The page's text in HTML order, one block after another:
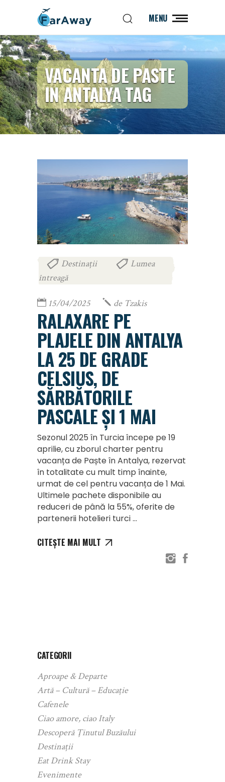
MENU
VACANTA DE PASTE
IN ANTALYA TAG
Destinații
Lumea
întreagă
15/04/2025 de Tzakis
RALAXARE PE
PLAJELE DIN ANTALYA
LA 25 DE GRADE
CELSIUS, DE
SĂRBĂTORILE
PASCALE ȘI 1 MAI
Sezonul 2025 în Turcia începe pe 19
aprilie, cu zborul charter pentru
vacanța de Paște în Antalya, rezervat
în totalitate cu mult timp înainte,
urmat de cel pentru vacanța de 1 Mai.
Ultimele pachete disponibile au
reduceri de până la 55%, oferite de
partenerii hotelieri turci
CITEȘTE MAI MULT
CATEGORII
Aproape & Departe
Artă – Cultură – Educație
Cafenele
Ciao amore, ciao Italy
Descoperă Ținutul Buzăului
Destinații
Eat Drink Stay
Evenimente